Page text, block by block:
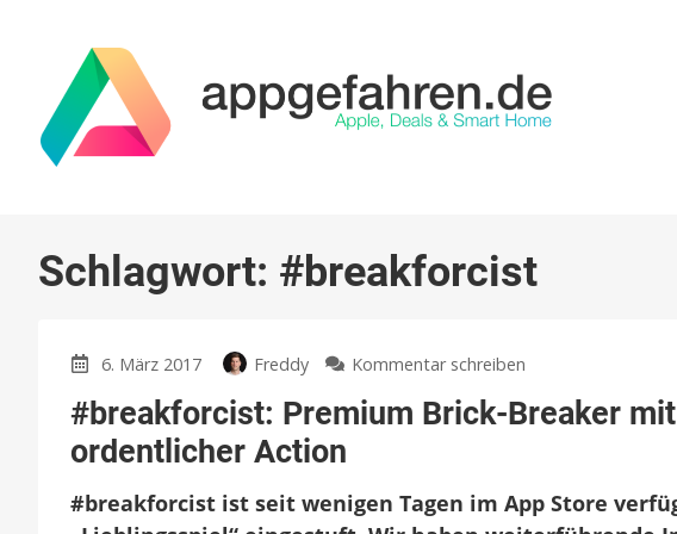
Schlagwort: #breakforcist
6. März 2017 Freddy Kommentar schreiben
Premium
verrückter
#breakforcist: Premium Brick-Breaker
ordentlicher Action
#breakforcist ist seit wenigen Tagen im App Store